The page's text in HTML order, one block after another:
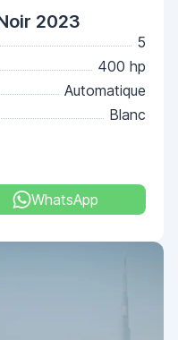
2023
5
400 hp
Automatique
Blanc
WhatsApp